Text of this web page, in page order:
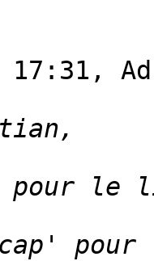
17:31,
pour